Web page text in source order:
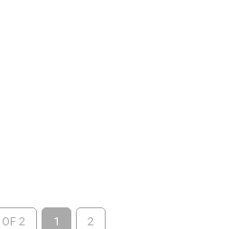
OF 2 1 2